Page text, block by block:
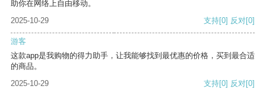
助你在网络上自由移动。
2025-10-29
支持[0] 反对[0]
游客
这款app是我购物的得力助手，让我能够找到最优惠的价格，买到最合适
的商品。
2025-10-29
支持[0] 反对[0]